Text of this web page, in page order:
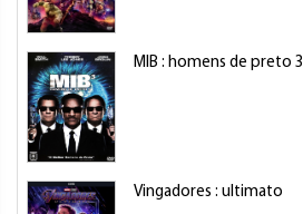
MIB : homens de preto 3
Vingadores : ultimato